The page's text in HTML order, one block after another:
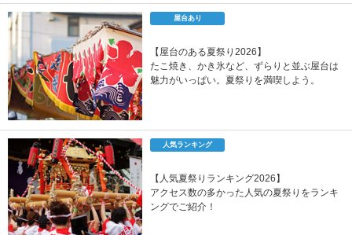
屋台あり
【屋台のある夏祭り2026】
たこ焼き、かき氷など、ずらりと並ぶ屋台は
魅力がいっぱい。夏祭りを満喫しよう。
人気ランキング
【人気夏祭りランキング2026】
アクセス数の多かった人気の夏祭りをランキ
ングでご紹介！